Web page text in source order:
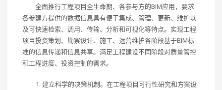
全面推行工程项目全生命期、各参与方的BIM应用，要求
各参建方提供的数据信息具有便于集成、管理、更新、维护以
及可快速检索、调用、传输、分析和可视化等特点。实现工程
项目投资策划、勘察设计、施工、运营维护各阶段基于BIM标
准的信息传递和信息共享。满足工程建设不同阶段对质量管控
和工程进度、投资控制的需求。
建立科学的决策机制。在工程项目可行性研究和方案设